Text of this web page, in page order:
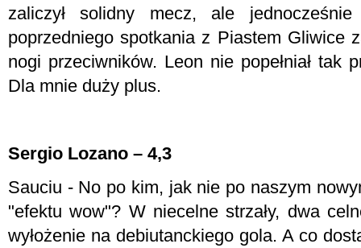
zaliczył solidny mecz, ale
poprzedniego spotkania z Piastem Gliwice
nogi przeciwników. Leon nie popełniał tak
Dla mnie duży plus.
Sergio Lozano – 4,3
Sauciu - No po kim, jak nie po naszym
"efektu wow"? W niecelne strzały, dwa
wyłożenie na debiutanckiego gola. A co